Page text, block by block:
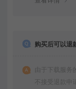
购买后可以退
由于下载服务
不接受退款申